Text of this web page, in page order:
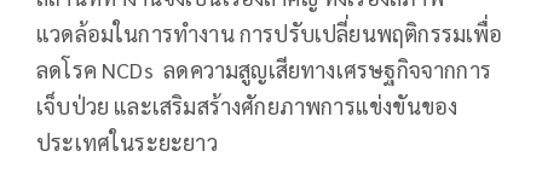
แวดล้อมในการทำงาน การปรับเปลี่ยนพฤติกรรมเพื่อ
ลดโรค NCDs ลดความสูญเสียทางเศรษฐกิจจากการ
เจ็บป่วย และเสริมสร้างศักยภาพการแข่งขันของ
ประเทศในระยะยาว